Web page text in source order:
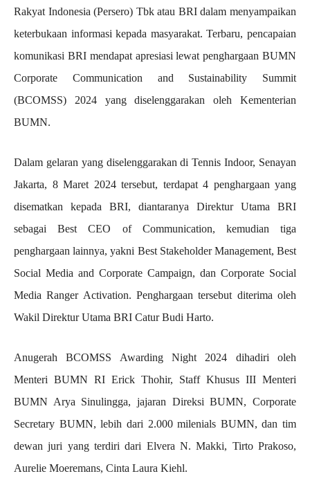
Rakyat Indonesia (Persero) Tbk atau BRI dalam menyampaikan
keterbukaan informasi kepada masyarakat. Terbaru, pencapaian
komunikasi BRI mendapat apresiasi lewat penghargaan BUMN
Corporate Communication and Sustainability Summit
(BCOMSS) 2024 yang diselenggarakan oleh Kementerian
BUMN.
Dalam gelaran yang diselenggarakan di Tennis Indoor, Senayan
Jakarta, 8 Maret 2024 tersebut, terdapat 4 penghargaan yang
disematkan kepada BRI, diantaranya Direktur Utama BRI
sebagai Best CEO of Communication, kemudian tiga
penghargaan lainnya, yakni Best Stakeholder Management, Best
Social Media and Corporate Campaign, dan Corporate Social
Media Ranger Activation. Penghargaan tersebut diterima oleh
Wakil Direktur Utama BRI Catur Budi Harto.
Anugerah BCOMSS Awarding Night 2024 dihadiri oleh
Menteri BUMN RI Erick Thohir, Staff Khusus III Menteri
BUMN Arya Sinulingga, jajaran Direksi BUMN, Corporate
Secretary BUMN, lebih dari 2.000 milenials BUMN, dan tim
dewan juri yang terdiri dari Elvera N. Makki, Tirto Prakoso,
Aurelie Moeremans, Cinta Laura Kiehl.